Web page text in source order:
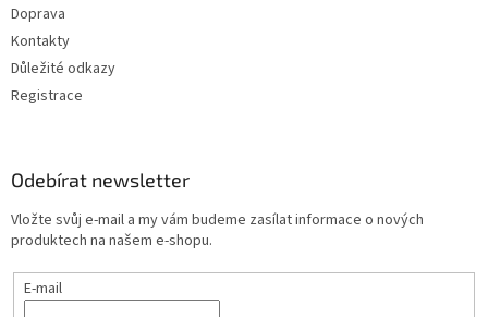
Doprava
Kontakty
Důležité odkazy
Registrace
Odebírat newsletter
Vložte svůj e-mail a my vám budeme zasílat informace o nových
produktech na našem e-shopu.
E-mail